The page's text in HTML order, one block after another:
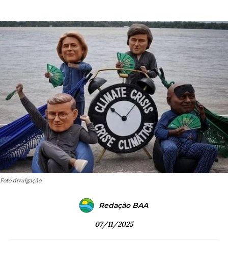
Foto divulgação
Redação BAA
07/11/2025